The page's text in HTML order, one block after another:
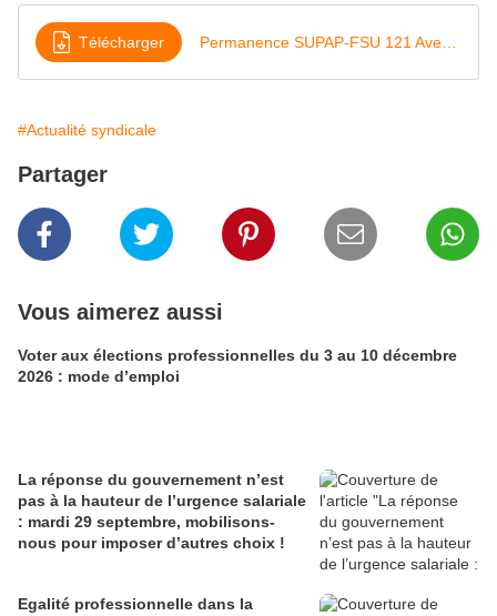
Télécharger
#Actualité syndicale
Partager
Vous aimerez aussi
Voter aux élections professionnelles du 3 au 10 décembre
2026 : mode d’emploi
La réponse du gouvernement n’est
pas à la hauteur de l’urgence salariale
: mardi 29 septembre, mobilisons-
nous pour imposer d’autres choix !
Egalité professionnelle dans la